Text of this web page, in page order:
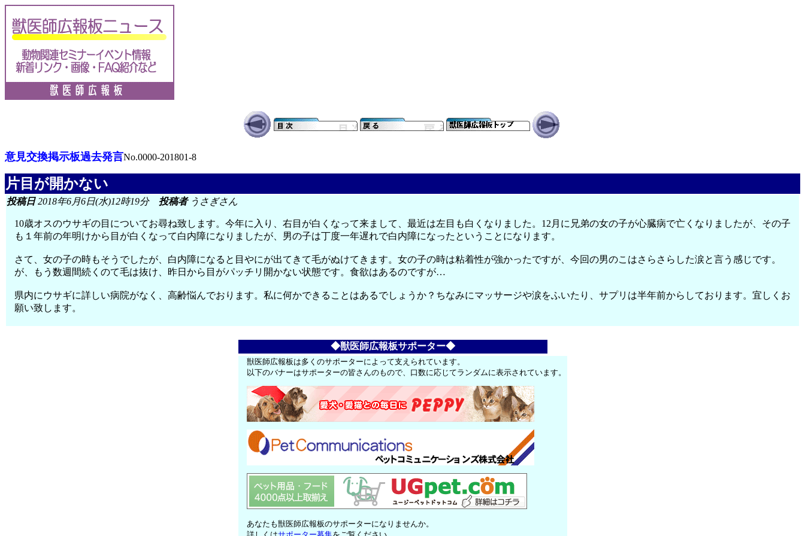
意見交換掲示板過去発言No.0000-201801-8
片目が開かない
投稿日2018年6月6日(水)12時19分 投稿者うさぎさん
10歳オスのウサギの目についてお尋ね致します。今年に入り、右目が白くなって来まして、最近は左目も白くなりました。12月に兄弟の女の子が心臓病で亡くなりましたが、その子
も１年前の年明けから目が白くなって白内障になりましたが、男の子は丁度一年遅れで白内障になったということになります。
さて、女の子の時もそうでしたが、白内障になると目やにが出てきて毛がぬけてきます。女の子の時は粘着性が強かったですが、今回の男のこはさらさらした涙と言う感じです。
が、もう数週間続くのて毛は抜け、昨日から目がパッチリ開かない状態です。食欲はあるのですが…
県内にウサギに詳しい病院がなく、高齢悩んでおります。私に何かできることはあるでしょうか？ちなみにマッサージや涙をふいたり、サプリは半年前からしております。宜しくお
願い致します。
◆獣医師広報板サポーター◆
獣医師広報板は多くのサポーターによって支えられています。
以下のバナーはサポーターの皆さんのもので、口数に応じてランダムに表示されています。
あなたも獣医師広報板のサポーターになりませんか。